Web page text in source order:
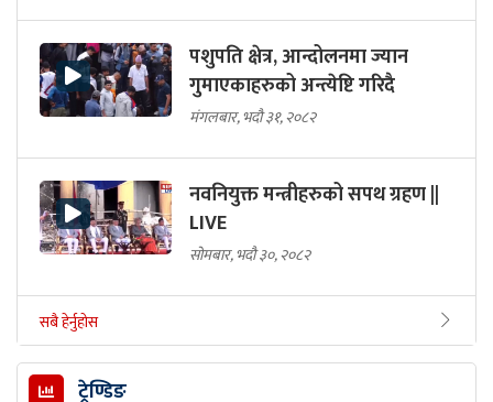
पशुपति क्षेत्र, आन्दोलनमा ज्यान
गुमाएकाहरुको अन्त्येष्टि गरिदै
मंगलबार, भदौ ३१, २०८२
नवनियुक्त मन्त्रीहरुको सपथ ग्रहण ||
LIVE
सोमबार, भदौ ३०, २०८२
सबै हेर्नुहोस
ट्रेण्डिङ